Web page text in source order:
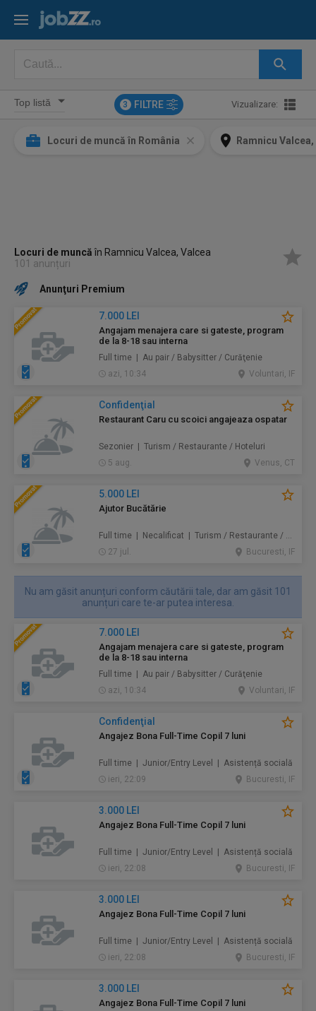
3 FILTRE Vizualizare:
Locuri de muncă în România Ramnicu
Locuri de muncăîn Ramnicu Valcea, Valcea
101 anunțuri
Anunţuri Premium
7.000 LEI
Angajam menajera care si gateste, program
de la 8-18 sau interna
Full time | Au pair / Babysitter / Curăţenie
azi, 10:34
Voluntari, IF
Confidenţial
Restaurant Caru cu scoici angajeaza ospatar
Sezonier | Turism / Restaurante / Hoteluri
5 aug.
Venus, CT
5.000 LEI
Ajutor Bucătărie
Full time | Necalificat | Turism / Restaurante / Hoteluri
27 jul.
Bucuresti, IF
Nu am găsit anunțuri conform căutării tale, dar am găsit 101
anunțuri care te-ar putea interesa.
7.000 LEI
Angajam menajera care si gateste, program
de la 8-18 sau interna
Full time | Au pair / Babysitter / Curăţenie
azi, 10:34
Voluntari, IF
Confidenţial
Angajez Bona Full-Time Copil 7 luni
Full time | Junior/Entry Level | Asistență socială
ieri, 22:09
Bucuresti, IF
3.000 LEI
Angajez Bona Full-Time Copil 7 luni
Full time | Junior/Entry Level | Asistență socială
ieri, 22:08
Bucuresti, IF
3.000 LEI
Angajez Bona Full-Time Copil 7 luni
Full time | Junior/Entry Level | Asistență socială
ieri, 22:08
Bucuresti, IF
3.000 LEI
Angajez Bona Full-Time Copil 7 luni